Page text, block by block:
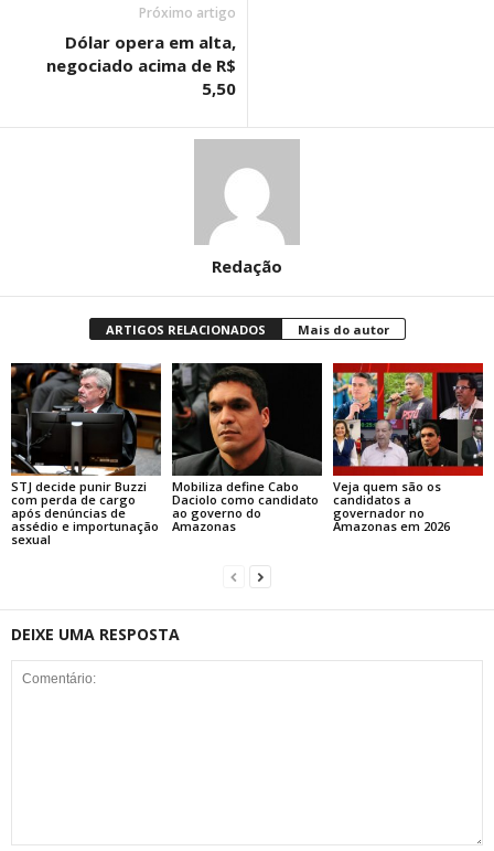
Próximo artigo
Dólar opera em alta,
negociado acima de R$
5,50
Redação
ARTIGOS RELACIONADOS Mais do autor
STJ decide punir Buzzi
com perda de cargo
após denúncias de
assédio e importunação
sexual
Mobiliza define Cabo
Daciolo como candidato
ao governo do
Amazonas
Veja quem são os
candidatos a
governador no
Amazonas em 2026
DEIXE UMA RESPOSTA